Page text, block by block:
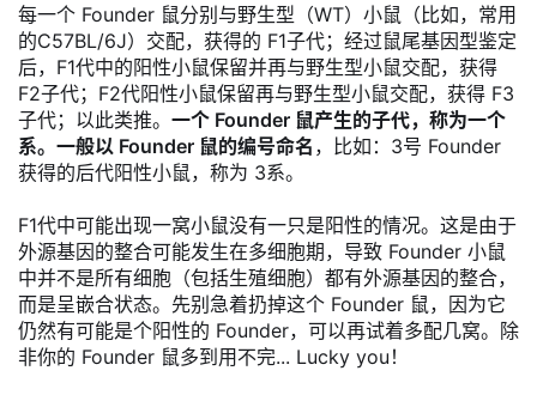
每一个 Founder 鼠分别与野生型（WT）小鼠（比如，常用
的C57BL/6J）交配，获得的 F1子代；经过鼠尾基因型鉴定
后，F1代中的阳性小鼠保留并再与野生型小鼠交配，获得
F2子代；F2代阳性小鼠保留再与野生型小鼠交配，获得 F3
子代；以此类推。 一个 Founder 鼠产生的子代，称为一个
系。一般以 Founder 鼠的编号命名 ，比如：3号 Founder
获得的后代阳性小鼠，称为 3系。
F1代中可能出现一窝小鼠没有一只是阳性的情况。这是由于
外源基因的整合可能发生在多细胞期，导致 Founder 小鼠
中并不是所有细胞（包括生殖细胞）都有外源基因的整合，
而是呈嵌合状态。先别急着扔掉这个 Founder 鼠，因为它
仍然有可能是个阳性的 Founder，可以再试着多配几窝。除
非你的 Founder 鼠多到用不完... Lucky you！